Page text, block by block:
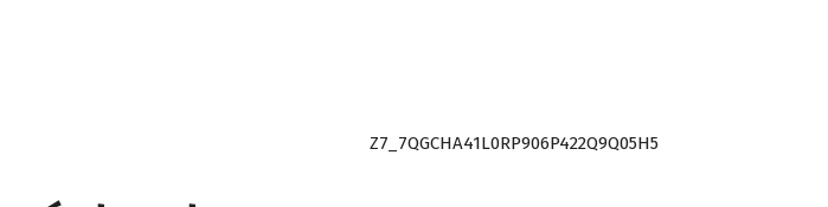
Z7_7QGCHA41L0RP906P422Q9Q05H5